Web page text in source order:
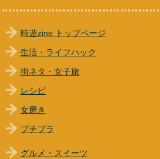
時遊zine トップページ
生活・ライフハック
街ネタ・女子旅
レシピ
女磨き
プチプラ
グルメ・スイーツ